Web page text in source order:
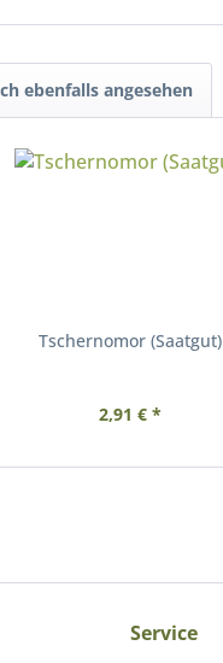
ebenfalls angesehen
Tschernomor (Saatgut)
2,91 € *
Service